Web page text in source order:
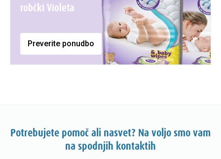
robčki Violeta
Preverite ponudbo
Potrebujete pomoč ali nasvet? Na voljo smo vam
na spodnjih kontaktih